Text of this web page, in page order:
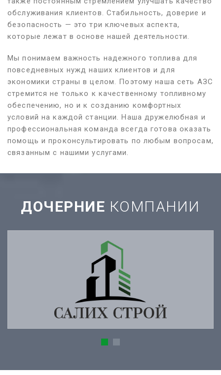
обслуживания клиентов. Стабильность, доверие и
безопасность — это три ключевых аспекта,
которые лежат в основе нашей деятельности.
Мы понимаем важность надежного топлива для
повседневных нужд наших клиентов и для
экономики страны в целом. Поэтому наша сеть АЗС
стремится не только к качественному топливному
обеспечению, но и к созданию комфортных
условий на каждой станции. Наша дружелюбная и
профессиональная команда всегда готова оказать
помощь и проконсультировать по любым вопросам,
связанным с нашими услугами.
ДОЧЕРНИЕ КОМПАНИИ